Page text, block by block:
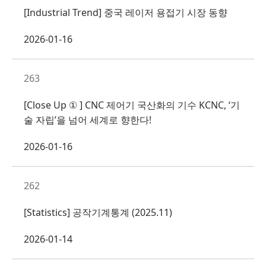
[Industrial Trend] 중국 레이저 용접기 시장 동향
2026-01-16
263
[Close Up ① ] CNC 제어기 국산화의 기수 KCNC, ‘기
술 자립’을 넘어 세계로 향한다!
2026-01-16
262
[Statistics] 공작기계통계 (2025.11)
2026-01-14